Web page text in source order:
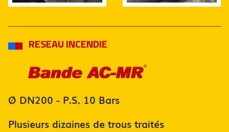
RESEAU INCENDIE
Ø DN200 - P.S. 10 Bars
Plusieurs dizaines de trous traités